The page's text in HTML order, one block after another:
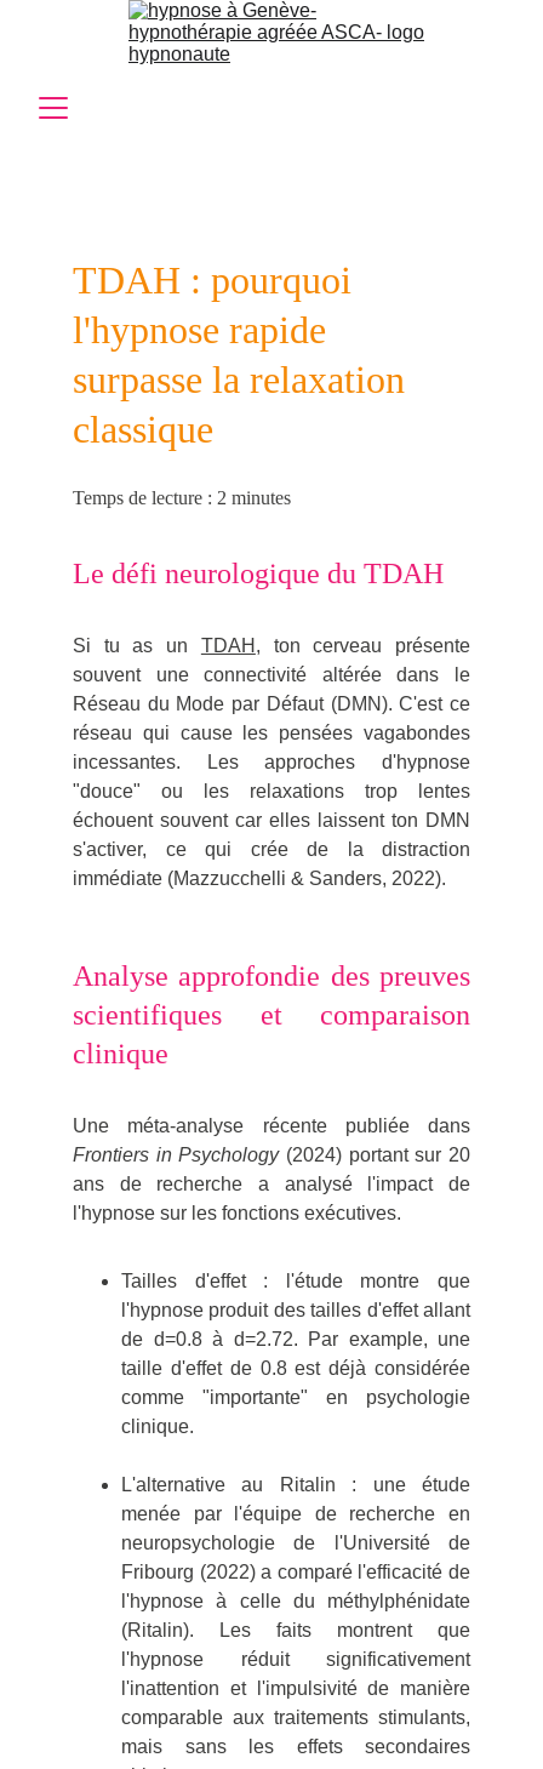
TDAH : pourquoi
l'hypnose rapide
surpasse la relaxation
classique
Temps de lecture : 2 minutes
Le défi neurologique du TDAH
Si tu as un TDAH , ton cerveau présente
souvent une connectivité altérée dans le
Réseau du Mode par Défaut (DMN). C'est ce
réseau qui cause les pensées vagabondes
incessantes. Les approches d'hypnose
"douce" ou les relaxations trop lentes
échouent souvent car elles laissent ton DMN
s'activer, ce qui crée de la distraction
immédiate (Mazzucchelli & Sanders, 2022).
Analyse approfondie des preuves
scientifiques et comparaison
clinique
Une méta-analyse récente publiée dans
Frontiers in Psychology(2024) portant sur 20
ans de recherche a analysé l'impact de
l'hypnose sur les fonctions exécutives.
Tailles d'effet : l'étude montre que
l'hypnose produit des tailles d'effet allant
de d=0.8 à d=2.72. Par example, une
taille d'effet de 0.8 est déjà considérée
comme "importante" en psychologie
clinique.
L'alternative au Ritalin : une étude
menée par l'équipe de recherche en
neuropsychologie de l'Université de
Fribourg (2022) a comparé l'efficacité de
l'hypnose à celle du méthylphénidate
(Ritalin). Les faits montrent que
l'hypnose réduit significativement
l'inattention et l'impulsivité de manière
comparable aux traitements stimulants,
mais sans les effets secondaires